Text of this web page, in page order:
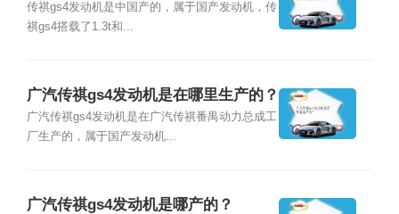
传祺gs4发动机是中国产的，属于国产发动机，传
祺gs4搭载了1.3t和...
广汽传祺gs4发动机是在哪里生产的？
广汽传祺gs4发动机是在广汽传祺番禺动力总成工
厂生产的，属于国产发动机...
广汽传祺gs4发动机是哪产的？